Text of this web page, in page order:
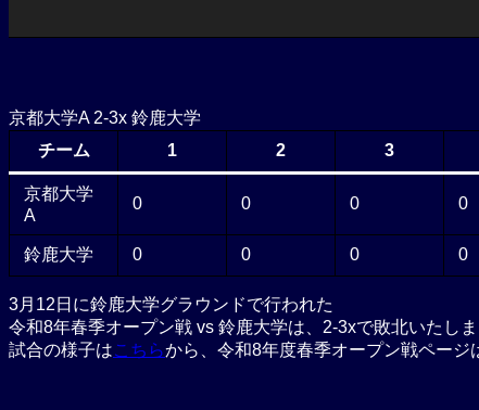
京都大学A 2-3x 鈴鹿大学
チーム
1 2 3
京都大学
A
0 0 0 0
鈴鹿大学 0 0 0 0
3月12日に鈴鹿大学グラウンドで行われた
令和8年春季オープン戦 vs 鈴鹿大学は、2-3xで敗北いたしま
試合の様子はこちらから、令和8年度春季オープン戦ページ